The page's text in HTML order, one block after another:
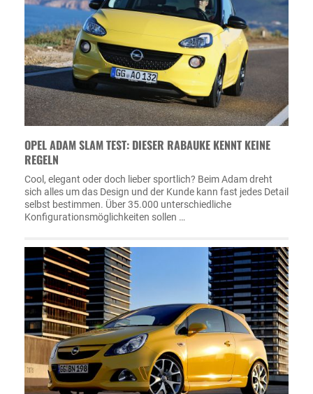
OPEL ADAM SLAM TEST: DIESER RABAUKE KENNT KEINE
REGELN
Cool, elegant oder doch lieber sportlich? Beim Adam dreht
sich alles um das Design und der Kunde kann fast jedes Detail
selbst bestimmen. Über 35.000 unterschiedliche
Konfigurationsmöglichkeiten sollen …